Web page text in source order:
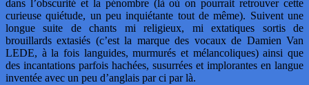
dans l’obscurité et la pénombre (là où on pourrait retrouver cette
curieuse quiétude, un peu inquiétante tout de même). Suivent une
longue suite de chants mi religieux, mi extatiques sortis de
brouillards extasiés (c’est la marque des vocaux de Damien Van
LEDE, à la fois languides, murmurés et mélancoliques) ainsi que
des incantations parfois hachées, susurrées et implorantes en langue
inventée avec un peu d’anglais par ci par là.